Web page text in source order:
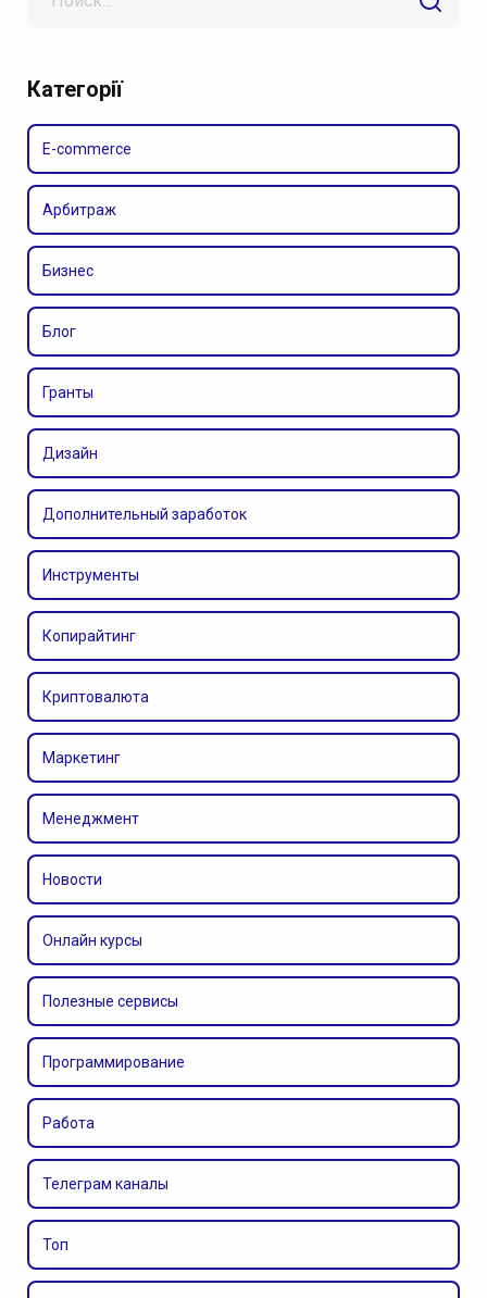
Категорії
E-commerce
Арбитраж
Бизнес
Блог
Гранты
Дизайн
Дополнительный заработок
Инструменты
Копирайтинг
Криптовалюта
Маркетинг
Менеджмент
Новости
Онлайн курсы
Полезные сервисы
Программирование
Работа
Телеграм каналы
Топ